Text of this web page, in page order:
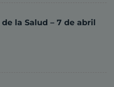
la Salud – 7 de abril